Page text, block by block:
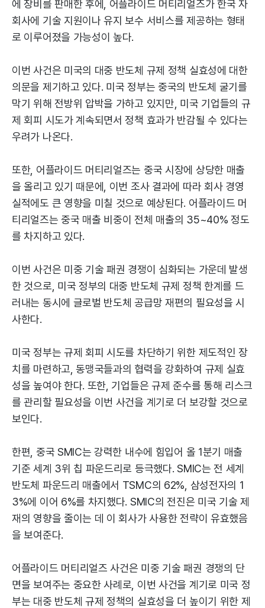
에 장비를 판매한 후에, 어플라이드 머티리얼즈가 한국 자
회사에 기술 지원이나 유지 보수 서비스를 제공하는 형태
로 이루어졌을 가능성이 높다.
이번 사건은 미국의 대중 반도체 규제 정책 실효성에 대한
의문을 제기하고 있다. 미국 정부는 중국의 반도체 굴기를
막기 위해 전방위 압박을 가하고 있지만, 미국 기업들의 규
제 회피 시도가 계속되면서 정책 효과가 반감될 수 있다는
우려가 나온다.
또한, 어플라이드 머티리얼즈는 중국 시장에 상당한 매출
을 올리고 있기 때문에, 이번 조사 결과에 따라 회사 경영
실적에도 큰 영향을 미칠 것으로 예상된다. 어플라이드 머
티리얼즈는 중국 매출 비중이 전체 매출의 35~40% 정도
를 차지하고 있다.
이번 사건은 미중 기술 패권 경쟁이 심화되는 가운데 발생
한 것으로, 미국 정부의 대중 반도체 규제 정책 한계를 드
러내는 동시에 글로벌 반도체 공급망 재편의 필요성을 시
사한다.
미국 정부는 규제 회피 시도를 차단하기 위한 제도적인 장
치를 마련하고, 동맹국들과의 협력을 강화하여 규제 실효
성을 높여야 한다. 또한, 기업들은 규제 준수를 통해 리스크
를 관리할 필요성을 이번 사건을 계기로 더 보강할 것으로
보인다.
한편, 중국 SMIC는 강력한 내수에 힘입어 올 1분기 매출
기준 세계 3위 칩 파운드리로 등극했다. SMIC는 전 세계
반도체 파운드리 매출에서 TSMC의 62%, 삼성전자의 1
3%에 이어 6%를 차지했다. SMIC의 전진은 미국 기술 제
재의 영향을 줄이는 데 이 회사가 사용한 전략이 유효했음
을 보여준다.
어플라이드 머티리얼즈 사건은 미중 기술 패권 경쟁의 단
면을 보여주는 중요한 사례로, 이번 사건을 계기로 미국 정
부는 대중 반도체 규제 정책의 실효성을 더 높이기 위한 제